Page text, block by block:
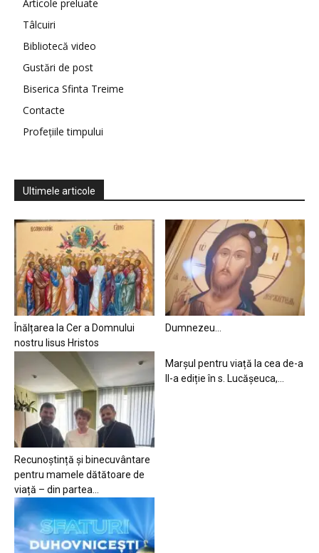
Articole preluate
Tâlcuiri
Bibliotecă video
Gustări de post
Biserica Sfinta Treime
Contacte
Profețiile timpului
Ultimele articole
Înălțarea la Cer a Domnului
nostru Iisus Hristos
Dumnezeu…
Recunoștință și binecuvântare
pentru mamele dătătoare de
viață – din partea...
Marșul pentru viață la cea de-a
II-a ediție în s. Lucășeuca,...